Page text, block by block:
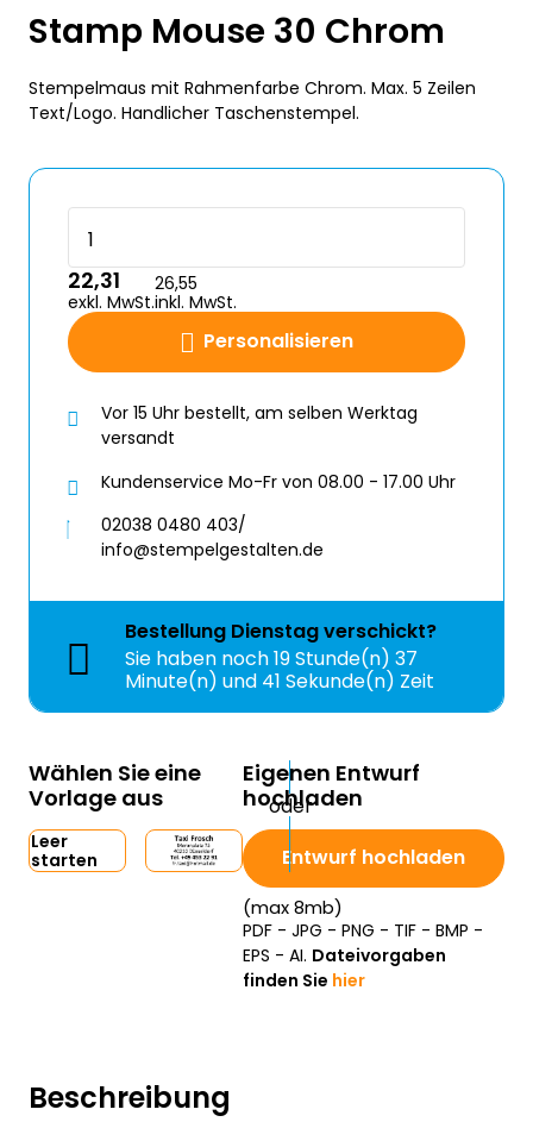
Beschreibung
Stamp Mouse 30 Chrom
Stempelmaus mit Rahmenfarbe Chrom. Max. 5 Zeilen
Text/Logo. Handlicher Taschenstempel.
Personalisieren
22,31
exkl. MwSt.
26,55
inkl. MwSt.
Vor 15 Uhr bestellt, am selben Werktag
versandt
Kundenservice Mo-Fr von 08.00 - 17.00 Uhr
02038 0480 403/
info@stempelgestalten.de
Bestellung Dienstagverschickt?
Sie haben noch19 Stunde(n) 37
Minute(n) und 41 Sekunde(n) Zeit
Wählen Sie eine
Vorlage aus
Leer
starten
Eigenen Entwurf
hochladen
Entwurf hochladen
(max 8mb)
PDF - JPG - PNG - TIF - BMP -
EPS - AI. Dateivorgaben
finden Sie hier